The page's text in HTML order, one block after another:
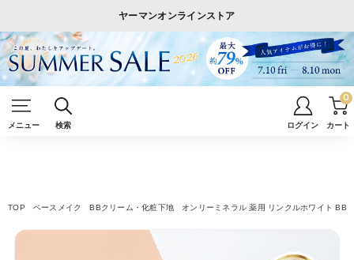
ヤーマンオンラインストア
メニュー 検索 ログイン カート
0
TOP ベースメイク BBクリーム・化粧下地 オンリーミネラル 薬用 リンクルホワイト BB